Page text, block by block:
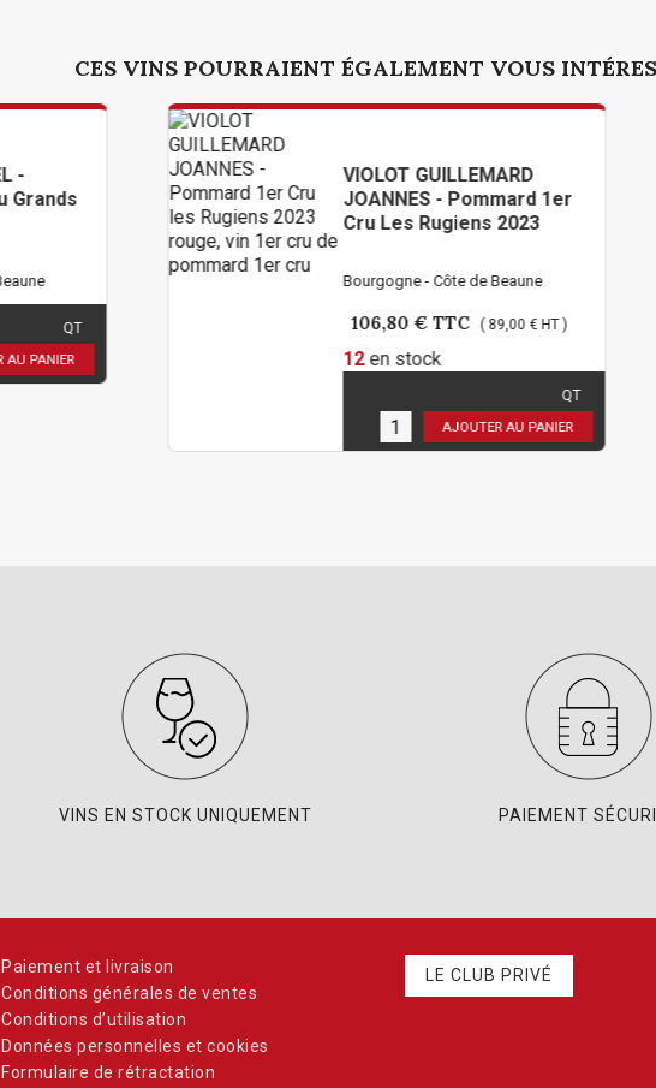
CES VINS POURRAIENT ÉGALEMENT VOUS
VIOLOT GUILLEMARD
JOANNES - Pommard 1er
Cru Les Rugiens 2023
Bourgogne - Côte de Beaune
TTC ( 89,00 € HT )
AJOUTER AU PANIER
VINS EN STOCK UNIQUEMENT PAIEMENT
Paiement et livraison
Conditions générales de ventes
Conditions d’utilisation
Données personnelles et cookies
Formulaire de rétractation
LE CLUB PRIVÉ